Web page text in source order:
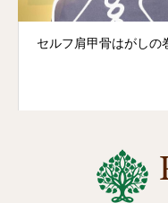
セルフ肩甲骨はがしの